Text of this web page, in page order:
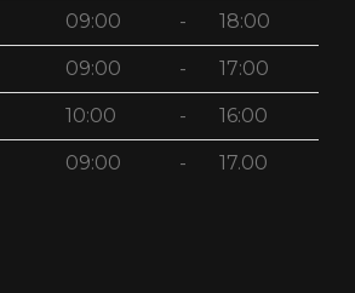
09:00 - 18:00
09:00 - 17:00
10:00 - 16:00
09:00 - 17.00